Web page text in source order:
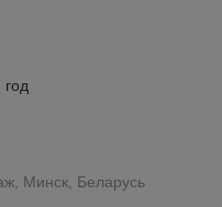
Минск, Беларусь